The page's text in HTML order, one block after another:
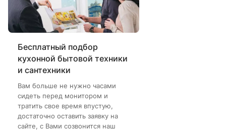
Бесплатный подбор
кухонной бытовой техники
и сантехники
Вам больше не нужно часами
сидеть перед монитором и
тратить свое время впустую,
достаточно оставить заявку на
сайте, с Вами созвонится наш